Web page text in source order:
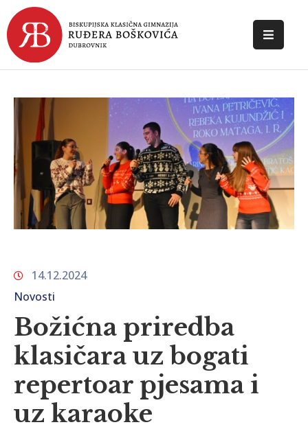
POČETNA
ŠKOLI
DOKUMENTI
NOVOSTI
KONTAKT
14.12.2024
Novosti
Božićna priredba
klasičara uz bogati
repertoar pjesama i
uz karaoke